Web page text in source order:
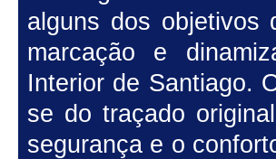
alguns dos objetivos
marcação e
Interior de Santiago.
se do traçado
segurança e o